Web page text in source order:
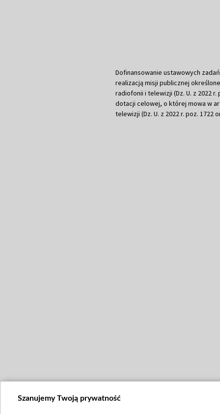
Dofinansowanie ustawowych
realizacją misji publicznej
radiofonii i telewizji (Dz. U. z 2022
dotacji celowej, o której mowa w
telewizji (Dz. U. z 2022 r. poz. 1722
Szanujemy Twoją prywatność